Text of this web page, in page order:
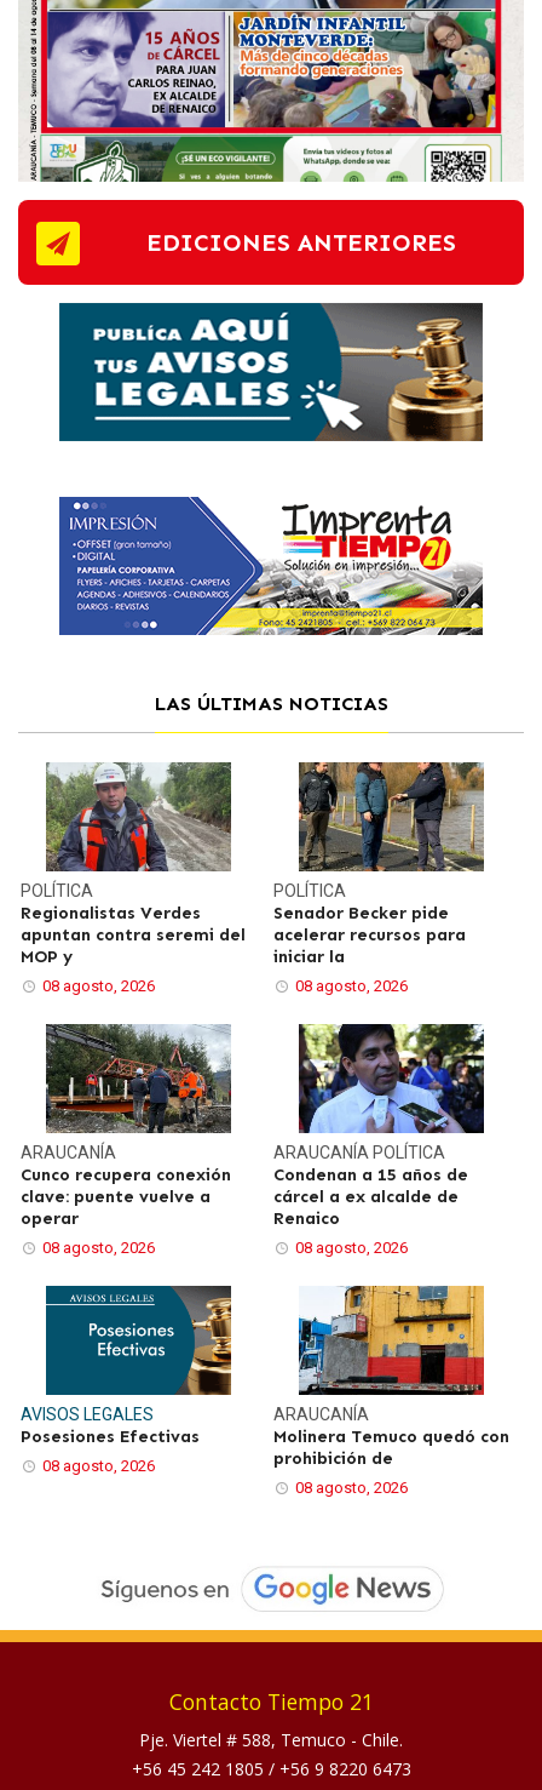
EDICIONES ANTERIORES
LAS ÚLTIMAS NOTICIAS
POLÍTICA
Regionalistas Verdes
apuntan contra seremi del
MOP y
08 agosto, 2026
POLÍTICA
Senador Becker pide
acelerar recursos para
iniciar la
08 agosto, 2026
ARAUCANÍA
Cunco recupera conexión
clave: puente vuelve a
operar
08 agosto, 2026
ARAUCANÍA POLÍTICA
Condenan a 15 años de
cárcel a ex alcalde de
Renaico
08 agosto, 2026
AVISOS LEGALES
Posesiones Efectivas
08 agosto, 2026
ARAUCANÍA
Molinera Temuco quedó con
prohibición de
08 agosto, 2026
Contacto Tiempo 21
Pje. Viertel # 588, Temuco - Chile.
+56 45 242 1805 / +56 9 8220 6473